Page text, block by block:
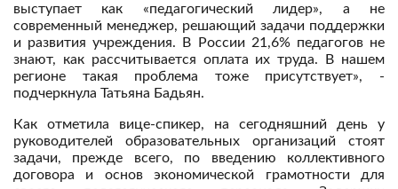
выступает как «педагогический лидер», а не
современный менеджер, решающий задачи поддержки
и развития учреждения. В России 21,6% педагогов не
знают, как рассчитывается оплата их труда. В нашем
регионе такая проблема тоже присутствует», -
подчеркнула Татьяна Бадьян.
Как отметила вице-спикер, на сегодняшний день у
руководителей образовательных организаций стоят
задачи, прежде всего, по введению коллективного
договора и основ экономической грамотности для